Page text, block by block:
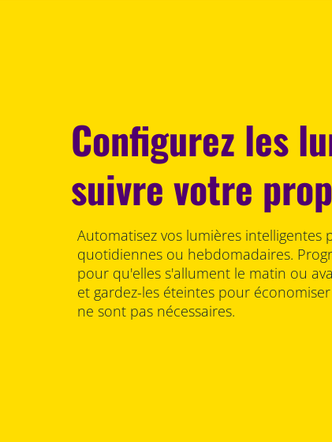
Configurez les
suivre votre
Automatisez vos lumières intelligentes
quotidiennes ou hebdomadaires.
pour qu'elles s'allument le matin ou
et gardez-les éteintes pour
ne sont pas nécessaires.